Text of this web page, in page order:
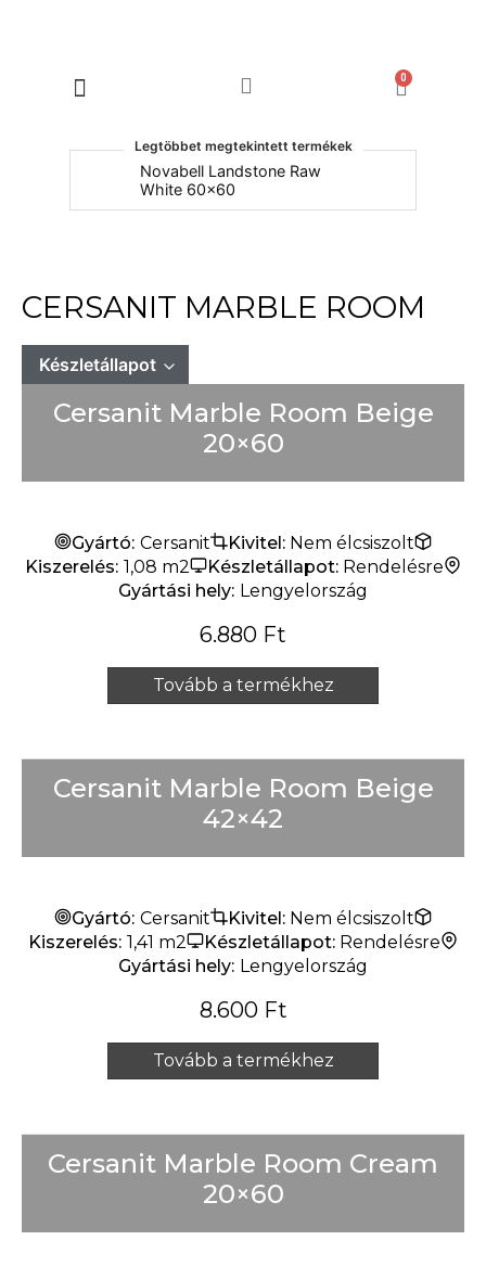
0
Legtöbbet megtekintett termékek
Novabell Landstone Raw
White 60x60
CERSANIT MARBLE ROOM
Készletállapot
Mindet mutat
Készlet erejéig
Cersanit Marble Room Beige
20×60
Gyártó: Cersanit Kivitel: Nem élcsiszolt
Kiszerelés: 1,08 m2 Készletállapot: Rendelésre
Gyártási hely: Lengyelország
6.880 Ft
Tovább a termékhez
Cersanit Marble Room Beige
42×42
Gyártó: Cersanit Kivitel: Nem élcsiszolt
Kiszerelés: 1,41 m2 Készletállapot: Rendelésre
Gyártási hely: Lengyelország
8.600 Ft
Tovább a termékhez
Cersanit Marble Room Cream
20×60